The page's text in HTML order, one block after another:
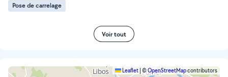
Pose de carrelage
Voir tout
Leaflet ©OpenStreetMapcontributors